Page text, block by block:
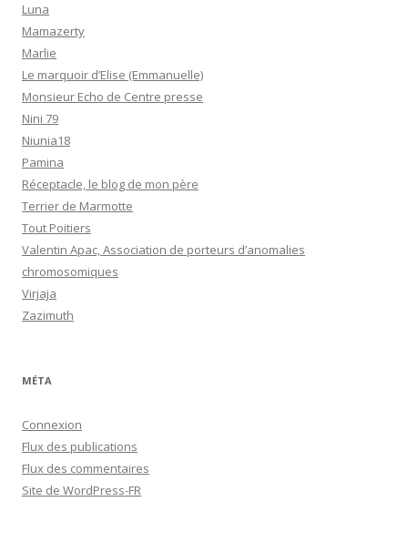
Luna
Mamazerty
Marlie
Le marquoir d’Elise (Emmanuelle)
Monsieur Echo de Centre presse
Nini 79
Niunia18
Pamina
Réceptacle, le blog de mon père
Terrier de Marmotte
Tout Poitiers
Valentin Apac, Association de porteurs d’anomalies
chromosomiques
Virjaja
Zazimuth
MÉTA
Connexion
Flux des publications
Flux des commentaires
Site de WordPress-FR